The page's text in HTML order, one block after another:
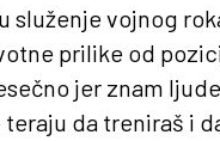
služenje vojnog
prilike od
jer znam
da treniraš i